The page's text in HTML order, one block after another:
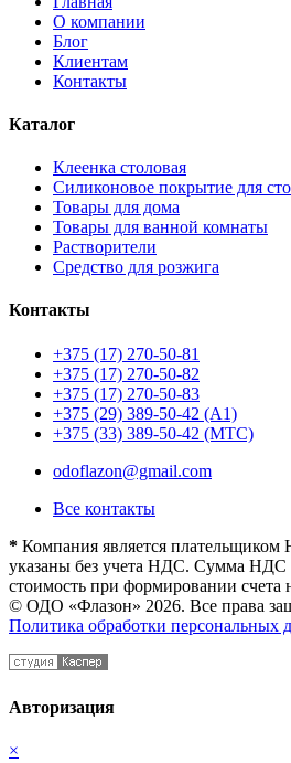
О компании
Блог
Клиентам
Контакты
Каталог
Клеенка столовая
Силиконовое покрытие для
Товары для дома
Товары для ванной комнаты
Растворители
Средство для розжига
Контакты
+375 (17) 270-50-81
+375 (17) 270-50-82
+375 (17) 270-50-83
+375 (29) 389-50-42 (А1)
+375 (33) 389-50-42 (МТС)
odoflazon@gmail.com
Все контакты
* Компания является
указаны без учета НДС. Сумма НДС
стоимость при формировании счета
© ОДО «Флазон» 2026. Все права
Политика обработки персональных
Авторизация
×